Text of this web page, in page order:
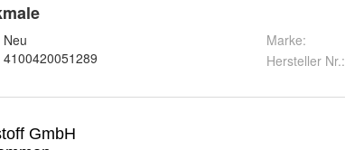
Neu
4100420051289
Marke:
Hersteller Nr.: